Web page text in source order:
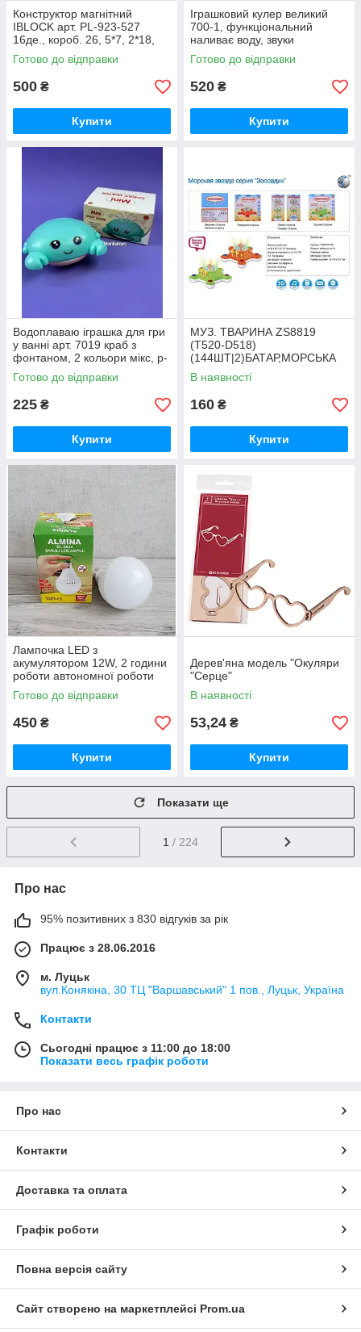
Конструктор магнітний
IBLOCK арт. PL-923-527
16де., короб. 26, 5*7, 2*18,
3см
Готово до відправки
500 ₴
Купити
Іграшковий кулер великий
700-1, функціональний
наливає воду, звуки
булькання, підсвітка, 2
паперові стаканчики,
Готово до відправки
520 ₴
Купити
Водоплаваю іграшка для гри
у ванні арт. 7019 краб з
фонтаном, 2 кольори мікс, р-
р10, 2*9*10, короб.
Готово до відправки
225 ₴
Купити
МУЗ. ТВАРИНА ZS8819
(T520-D518)
(144ШТ|2)БАТАР,МОРСЬКА
ЗІРКА 2 КОЛ МІКС,СПІВАЄ
ПІСНЮ,СВІТЛО 3-D
В наявності
160 ₴
Купити
Лампочка LED з
акумулятором 12W, 2 години
роботи автономної роботи
без світла, Е27, ALMINA DL-
2024 /
Готово до відправки
450 ₴
Купити
Дерев'яна модель "Окуляри
"Серце"
В наявності
53,24 ₴
Купити
Показати ще
1 / 224
Про нас
95% позитивних з 830 відгуків за рік
Працює з 28.06.2016
м. Луцьк
вул.Конякіна, 30 ТЦ "Варшавський" 1 пов., Луцьк, Україна
Контакти
Сьогодні працює з 11:00 до 18:00
Показати весь графік роботи
Про нас
Контакти
Доставка та оплата
Графік роботи
Повна версія сайту
Сайт створено на маркетплейсі Prom.ua